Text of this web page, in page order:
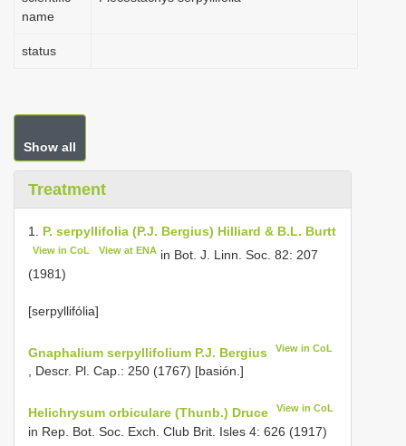
name
status
Show all
Treatment
1. P. serpyllifolia (P.J. Bergius) Hilliard & B.L. Burtt
View in CoL View at ENAin Bot. J. Linn. Soc. 82: 207
(1981)
[serpyllifólia]
Gnaphalium serpyllifolium P.J. Bergius View in CoL
, Descr. Pl. Cap.: 250 (1767) [basión.]
Helichrysum orbiculare (Thunb.) Druce View in CoL
in Rep. Bot. Soc. Exch. Club Brit. Isles 4: 626 (1917)